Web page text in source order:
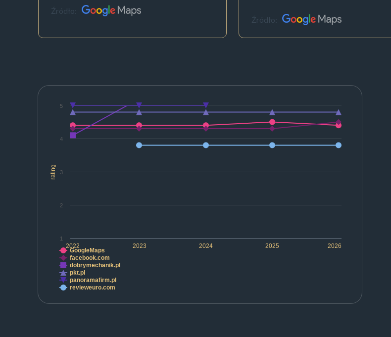
Źródło:
Źródło:
rating
2022 2023 2024 2025 2026
1
2
3
4
5
GoogleMaps
facebook.com
dobrymechanik.pl
pkt.pl
panoramafirm.pl
revieweuro.com